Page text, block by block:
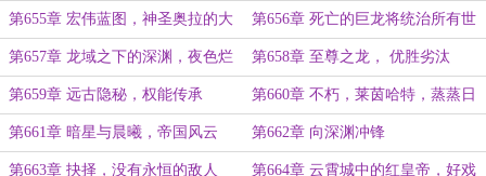
橄榄枝
第655章 宏伟蓝图，神圣奥拉的大
远征
第656章 死亡的巨龙将统治所有世
界
第657章 龙域之下的深渊，夜色烂
漫时
第658章 至尊之龙， 优胜劣汰
第659章 远古隐秘，权能传承 第660章 不朽，莱茵哈特，蒸蒸日
上
第661章 暗星与晨曦，帝国风云 第662章 向深渊冲锋
第663章 抉择，没有永恒的敌人 第664章 云霄城中的红皇帝，好戏